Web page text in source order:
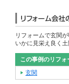
リフォームで玄関が
いかに見栄え良く
この事例のリフォ
玄関